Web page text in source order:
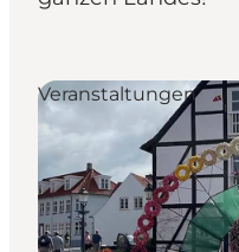
Veranstaltungen